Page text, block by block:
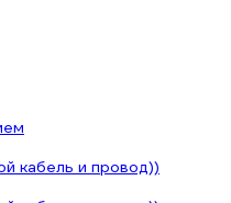
кабель и провод))